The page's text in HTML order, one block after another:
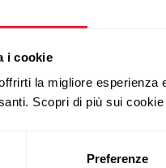
i cookie
la migliore esperienza
Scopri di più sui
Preferenze